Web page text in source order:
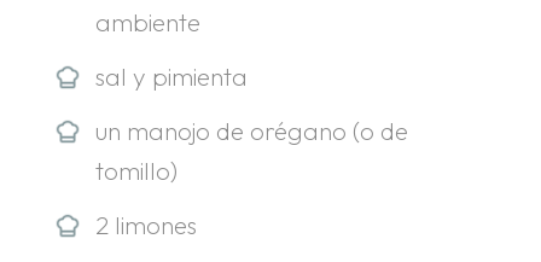
ambiente
sal y pimienta
un manojo de orégano (o de
tomillo)
2 limones